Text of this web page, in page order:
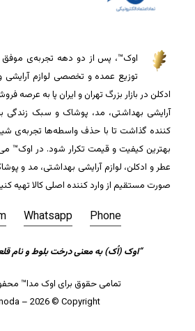
جمع جزء:
مشاهده سبد خرید
اوک™، پس از دو دهه تجربه‌ی موفق
توزیع عمده و تخصصی لوازم آرایشی
ادکلن در بازار بزرگ تهران و ایران پا به عرصه
آرایشی بهداشتی، مد، پوشاک و سبک زندگی
کننده گذاشت تا با حذف واسطه‌ها تجربه‌ی
بهترین کیفیت و قیمت تکرار شود. در اوک™
عطر و ادکلن، لوازم آرایشی بهداشتی، مد و
صورت مستقیم از وارد کننده اصلی کالا تهیه
Whatsapp Phone
“اوک (اُک) به معنی درخت بلوط و نام
تمامی حقوق برای اوک مدا™
– 2026 © Copyright